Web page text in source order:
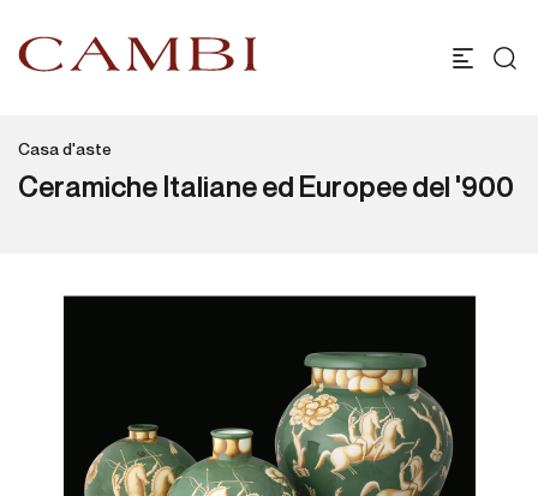
Casa d'aste
Ceramiche Italiane ed Europee del '900